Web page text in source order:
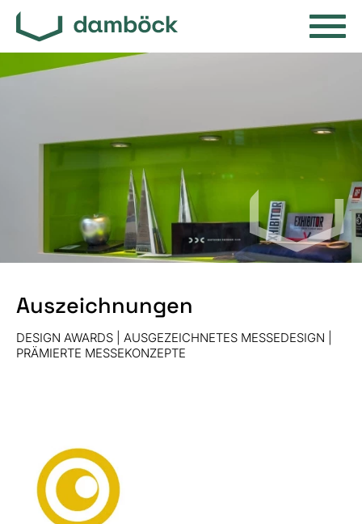
Auszeichnungen
DESIGN AWARDS | AUSGEZEICHNETES MESSEDESIGN |
PRÄMIERTE MESSEKONZEPTE